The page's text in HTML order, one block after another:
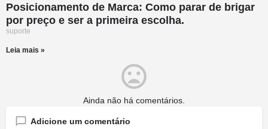
Posicionamento de Marca: Como parar de brigar
por preço e ser a primeira escolha.
suporte
Leia mais »
Ainda não há comentários.
Adicione um comentário